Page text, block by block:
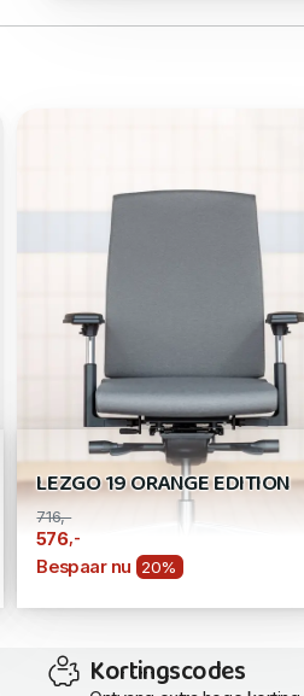
LEZGO 19 ORANGE EDITION
716,-
576 ,-
Bespaar nu 20%
Kortingscodes